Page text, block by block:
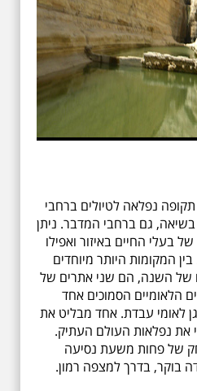
נפלאה לטיולים ברחבי
גם ברחבי המדבר. ניתן
בעלי החיים באיזור ואפילו
המקומות היותר מיוחדים
זו של השנה, הם שני אתרים של
הלאומיים הסמוכים אחד
לאומי עבדת. אחד מבליט את
את נפלאות העולם העתיק.
של פחות משעת נסיעה
בוקר, בדרך למצפה רמון.